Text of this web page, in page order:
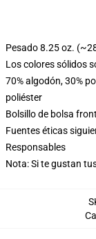
Pesado 8.25 oz.
Los colores sólidos
70% algodón, 30%
poliéster
Bolsillo de bolsa
Fuentes éticas
Responsables
Nota: Si te gustan